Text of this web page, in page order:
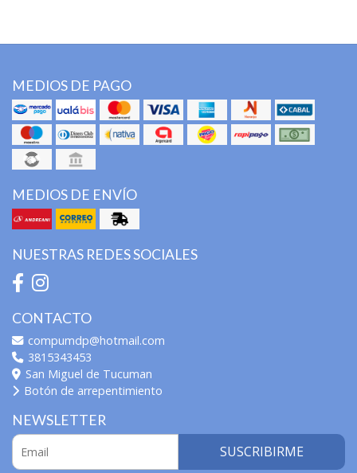
MEDIOS DE PAGO
MEDIOS DE ENVÍO
NUESTRAS REDES SOCIALES
CONTACTO
compumdp@hotmail.com
3815343453
San Miguel de Tucuman
Botón de arrepentimiento
NEWSLETTER
SUSCRIBIRME